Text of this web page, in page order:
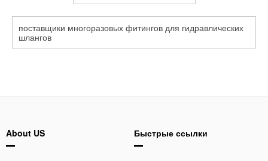
поставщики многоразовых фитингов для гидравлических
шлангов
About US Быстрые ссылки